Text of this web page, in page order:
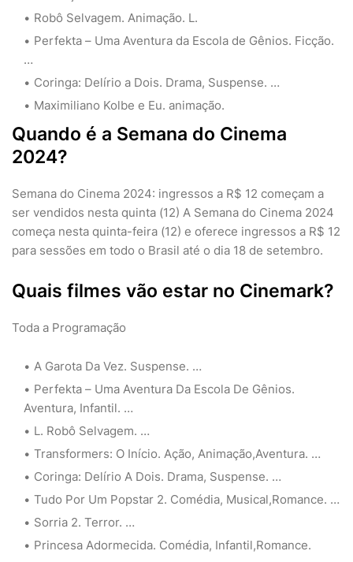
Robô Selvagem. Animação. L.
Perfekta – Uma Aventura da Escola de Gênios. Ficção.
…
Coringa: Delírio a Dois. Drama, Suspense. …
Maximiliano Kolbe e Eu. animação.
Quando é a Semana do Cinema
2024?
Semana do Cinema 2024: ingressos a R$ 12 começam a
ser vendidos nesta quinta (12) A Semana do Cinema 2024
começa nesta quinta-feira (12) e oferece ingressos a R$ 12
para sessões em todo o Brasil até o dia 18 de setembro.
Quais filmes vão estar no Cinemark?
Toda a Programação
A Garota Da Vez. Suspense. …
Perfekta – Uma Aventura Da Escola De Gênios.
Aventura, Infantil. …
L. Robô Selvagem. …
Transformers: O Início. Ação, Animação,Aventura. …
Coringa: Delírio A Dois. Drama, Suspense. …
Tudo Por Um Popstar 2. Comédia, Musical,Romance. …
Sorria 2. Terror. …
Princesa Adormecida. Comédia, Infantil,Romance.